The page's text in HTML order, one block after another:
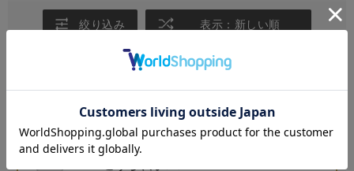
絞り込み 表示：新しい順
素敵です
サイズ：- カラー：BLACK